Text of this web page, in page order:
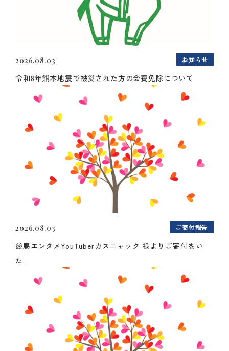
2026.08.03 お知らせ
令和8年熊本地震で被災された方の会費免除について
2026.08.03 ご寄付報告
競馬エンタメYouTuberカスニャック 様よりご寄付をい
た...